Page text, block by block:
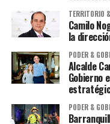
TERRITORIO
Camilo
la
PODER &
Alcalde
Gobierno
PODER &